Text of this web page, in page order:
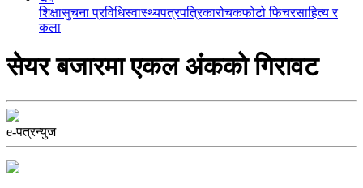
शिक्षासुचना प्रविधिस्वास्थ्यपत्रपत्रिकारोचकफोटो फिचरसाहित्य र
कला
सेयर बजारमा एकल अंकको गिरावट
e-पत्रन्युज